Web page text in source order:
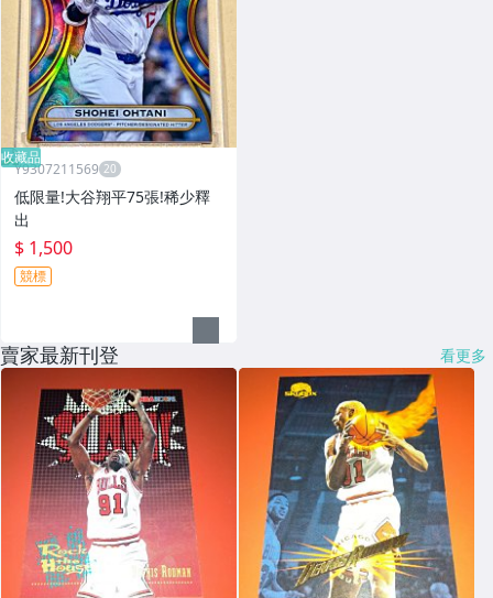
收藏品
Y9307211569
低限量!大谷翔平75張!稀少釋
出
$ 1,500
競標
賣家最新刊登 看更多